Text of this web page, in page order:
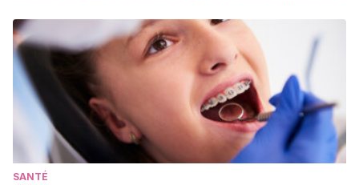
SANTÉ